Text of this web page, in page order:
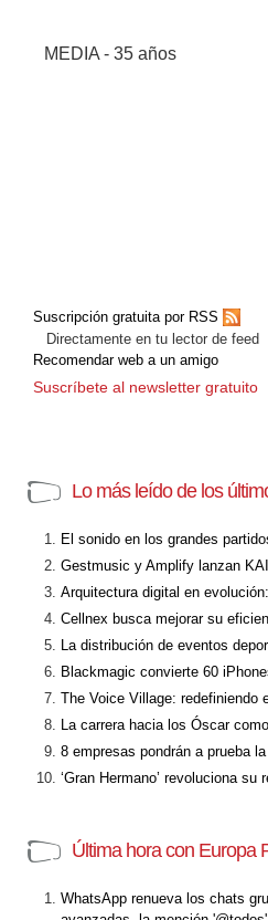
MEDIA - 35 años
Suscripción gratuita por RSS
Directamente en tu lector de feed
Recomendar web a un amigo
Suscríbete al newsletter gratuito
Lo más leído de los
El sonido en los grandes
Gestmusic y Amplify lanzan
Arquitectura digital en
Cellnex busca mejorar su
La distribución de eventos
Blackmagic convierte 60
The Voice Village: redefiniendo
La carrera hacia los Óscar
8 empresas pondrán a prueba
‘Gran Hermano’ revoluciona
Última hora con Europa
WhatsApp renueva los chats